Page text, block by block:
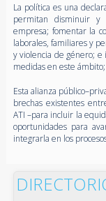
La política es una
permitan disminuir y
empresa; fomentar la
laborales, familiares y
y violencia de género;
medidas en este
Esta alianza
brechas existentes
ATI –para incluir la
oportunidades para
integrarla en los